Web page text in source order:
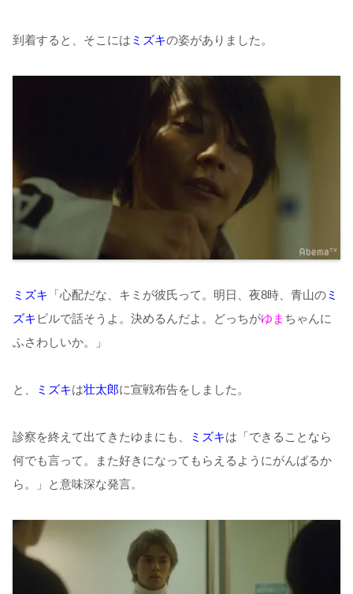
到着すると、そこには ミズキの姿がありました。
ミズキ 「心配だな、キミが彼氏って。明日、夜8時、青山のミ
ズキ ビルで話そうよ。決めるんだよ。どっちがゆま ちゃんに
ふさわしいか。」
と、 ミズキは壮太郎に宣戦布告をしました。
診察を終えて出てきたゆまにも、 ミズキは「できることなら
何でも言って。また好きになってもらえるようにがんばるか
ら。」と意味深な発言。